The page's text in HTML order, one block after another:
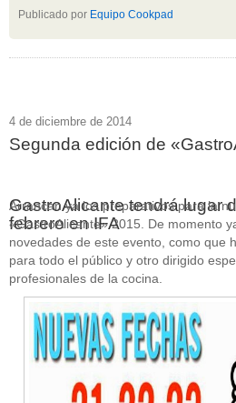
Publicado por Equipo Cookpad
4 de diciembre de 2014
Segunda edición de
GastroAlicante tendrá lugar
febrero en IFA
Arrancan ya los preparativos para la
«GastroAlicante» 2015. De momento
novedades de este evento, como que
para todo el público y otro dirigido
profesionales de la cocina.